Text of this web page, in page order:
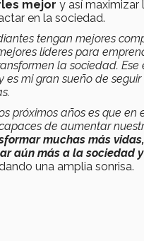
mejor y así maximizar
en la sociedad.
tengan mejores
líderes para
la sociedad. Ese
es mi gran sueño de seguir
próximos años es que en
de aumentar
muchas más vidas,
aún más a la sociedad
una amplia sonrisa.